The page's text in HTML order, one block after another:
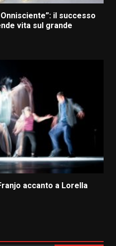
il successo
vita sul grande
accanto a Lorella